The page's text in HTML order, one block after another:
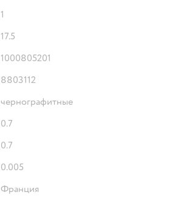
1
17.5
1000805201
8803112
чернографитные
0.7
0.7
0.005
Франция